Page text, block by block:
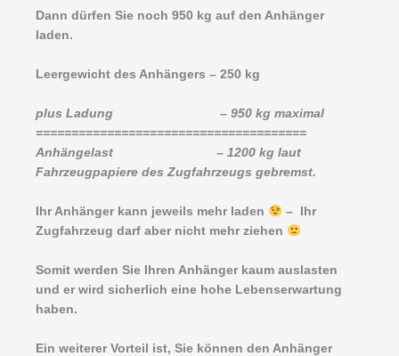
Dann dürfen Sie noch 950 kg auf den Anhänger
laden.
Leergewicht des Anhängers – 250 kg
plus Ladung – 950 kg maximal
======================================
Anhängelast – 1200 kg laut
Fahrzeugpapiere des Zugfahrzeugs gebremst.
Ihr Anhänger kann jeweils mehr laden
– Ihr
Zugfahrzeug darf aber nicht mehr ziehen
Somit werden Sie Ihren Anhänger kaum auslasten
und er wird sicherlich eine hohe Lebenserwartung
haben.
Ein weiterer Vorteil ist, Sie können den Anhänger